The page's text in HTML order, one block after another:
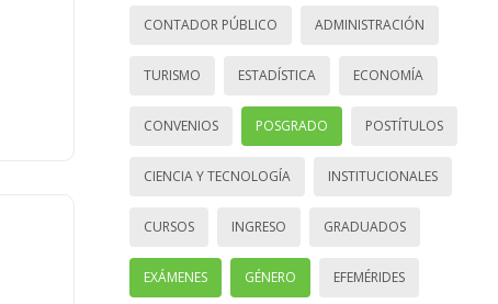
CONTADOR PÚBLICO ADMINISTRACIÓN
TURISMO ESTADÍSTICA ECONOMÍA
CONVENIOS POSGRADO POSTÍTULOS
CIENCIA Y TECNOLOGÍA INSTITUCIONALES
CURSOS INGRESO GRADUADOS
EXÁMENES GÉNERO EFEMÉRIDES